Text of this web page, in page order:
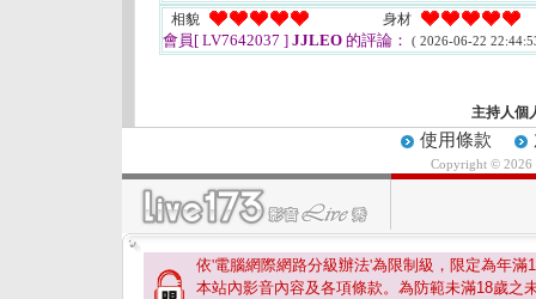
相貌
身材
會員[ LV7642037 ] JJLEO 的評論： ( 2026-06-22
主持人個
使用條款
Copyright ©
依'電腦網際網路分級辦法'為限制級，限定為年滿
本站內影音內容及各項條款。為防範未滿18歲之